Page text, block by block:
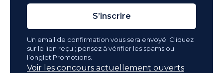
S’inscrire
Un email de confirmation vous sera envoyé. Cliquez
sur le lien reçu ; pensez à vérifier les spams ou
l’onglet Promotions.
Voir les concours actuellement ouverts